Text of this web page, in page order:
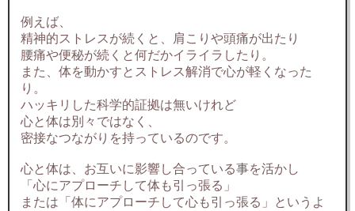
例えば、
精神的ストレスが続くと、肩こりや頭痛が出たり
腰痛や便秘が続くと何だかイライラしたり。
また、体を動かすとストレス解消で心が軽くなった
り。
ハッキリした科学的証拠は無いけれど
心と体は別々ではなく、
密接なつながりを持っているのです。
心と体は、お互いに影響し合っている事を活かし
「心にアプローチして体も引っ張る」
または「体にアプローチして心も引っ張る」というよ